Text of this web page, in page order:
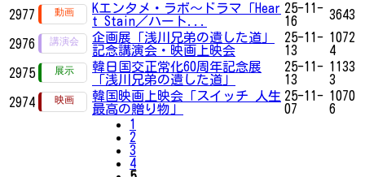
2977
Kエンタメ・ラボ～ドラマ「Hear
t Stain／ハート...
25-11-
16
3643
2976
企画展「浅川兄弟の遺した道」
記念講演会・映画上映会
25-11-
13
1072
4
2975
韓日国交正常化60周年記念展
「浅川兄弟の遺した道」
25-11-
13
1133
3
2974
韓国映画上映会「スイッチ 人生
最高の贈り物」
25-11-
07
1070
6
1
2
3
4